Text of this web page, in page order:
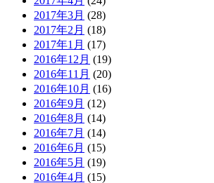
2017年3月 (28)
2017年2月 (18)
2017年1月 (17)
2016年12月 (19)
2016年11月 (20)
2016年10月 (16)
2016年9月 (12)
2016年8月 (14)
2016年7月 (14)
2016年6月 (15)
2016年5月 (19)
2016年4月 (15)